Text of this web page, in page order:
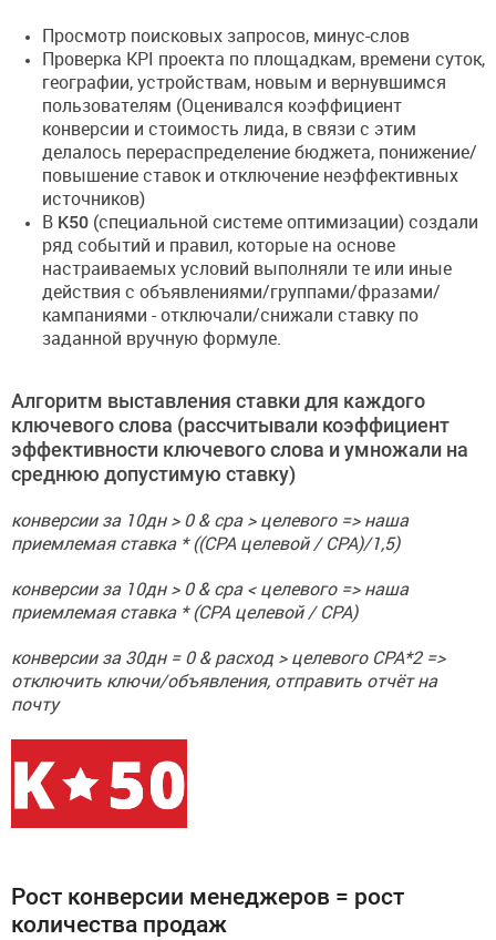
Просмотр поисковых запросов, минус-слов
Проверка KPI проекта по площадкам, времени суток,
географии, устройствам, новым и вернувшимся
пользователям (Оценивался коэффициент
конверсии и стоимость лида, в связи с этим
делалось перераспределение бюджета, понижение/
повышение ставок и отключение неэффективных
источников)
В K50 (специальной системе оптимизации) создали
ряд событий и правил, которые на основе
настраиваемых условий выполняли те или иные
действия с объявлениями/группами/фразами/
кампаниями - отключали/снижали ставку по
заданной вручную формуле.
Алгоритм выставления ставки для каждого
ключевого слова (рассчитывали коэффициент
эффективности ключевого слова и умножали на
среднюю допустимую ставку)
конверсии за 10дн > 0 & cpa > целевого => наша
приемлемая ставка * ((CPA целевой / CPA)/1,5)
конверсии за 10дн > 0 & cpa < целевого => наша
приемлемая ставка * (CPA целевой / CPA)
конверсии за 30дн = 0 & расход > целевого CPA*2 =>
отключить ключи/объявления, отправить отчёт на
почту
Рост конверсии менеджеров = рост
количества продаж